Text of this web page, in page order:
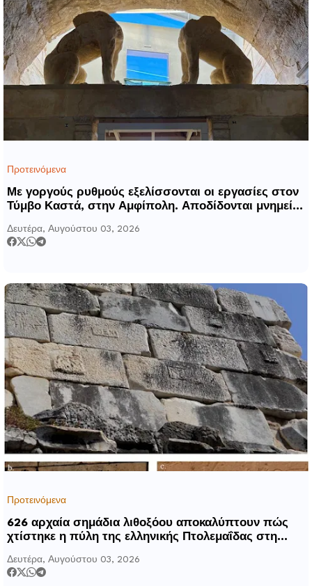
Προτεινόμενα
Με γοργούς ρυθμούς εξελίσσονται οι εργασίες στον
Τύμβο Καστά, στην Αμφίπολη. Αποδίδονται μνημεία
Δευτέρα, Αυγούστου 03, 2026
Προτεινόμενα
626 αρχαία σημάδια λιθοξόου αποκαλύπτουν πώς
χτίστηκε η πύλη της ελληνικής Πτολεμαΐδας στη
Δευτέρα, Αυγούστου 03, 2026